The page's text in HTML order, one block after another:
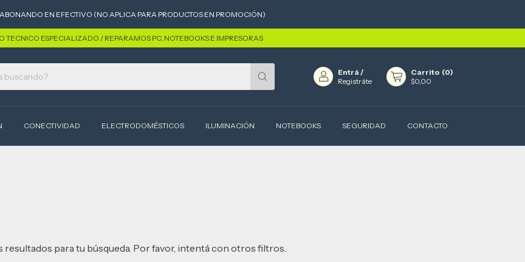
EN EFECTIVO (NO APLICA PARA PRODUCTOS EN PROMOCIÓN)
TECNICO ESPECIALIZADO / REPARAMOS PC, NOTEBOOKS E IMPRESORAS
Entrá /
Registráte
Carrito (0)
$0,00
CONECTIVIDAD ELECTRODOMÉSTICOS ILUMINACIÓN NOTEBOOKS SEGURIDAD CONTACTO
resultados para tu búsqueda. Por favor, intentá con otros filtros.